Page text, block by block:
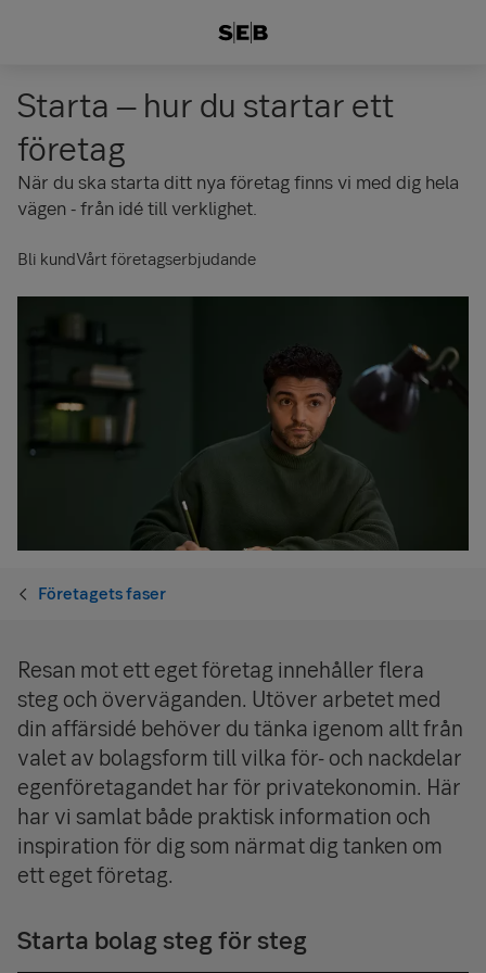
Starta – hur du startar ett
företag
När du ska starta ditt nya företag finns vi med dig hela
vägen - från idé till verklighet.
Bli kundVårt företagserbjudande
Företagets faser
Resan mot ett eget företag innehåller flera
steg och överväganden. Utöver arbetet med
din affärsidé behöver du tänka igenom allt från
valet av bolagsform till vilka för- och nackdelar
egenföretagandet har för privatekonomin. Här
har vi samlat både praktisk information och
inspiration för dig som närmat dig tanken om
ett eget företag.
Starta bolag steg för steg